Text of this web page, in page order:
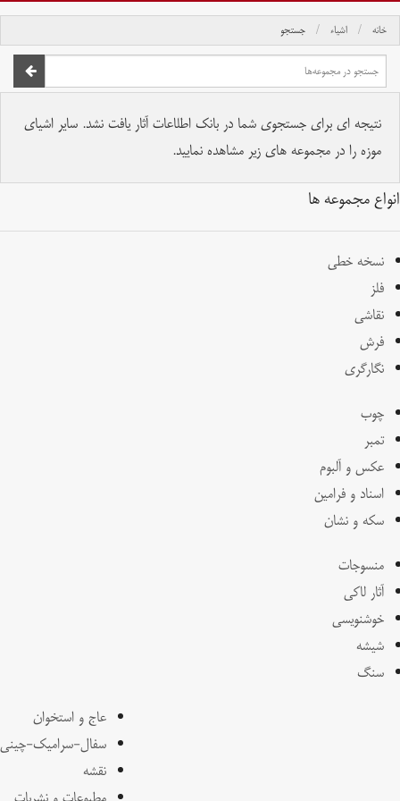
خانه اشیاء جستجو
نتیجه ای برای جستجوی شما در بانک اطلاعات آثار یافت نشد. سایر اشیای
موزه را در مجموعه های زیر مشاهده نمایید.
انواع مجموعه ها
نسخه خطی
فلز
نقاشی
فرش
نگارگری
چوب
تمبر
عکس و آلبوم
اسناد و فرامین
سکه و نشان
منسوجات
آثار لاکی
خوشنویسی
شیشه
سنگ
عاج و استخوان
سفال-سرامیک-چینی
نقشه
تمام حقوق برای موسسه کتابخانه و موزه ملی ملک محفوظ است.